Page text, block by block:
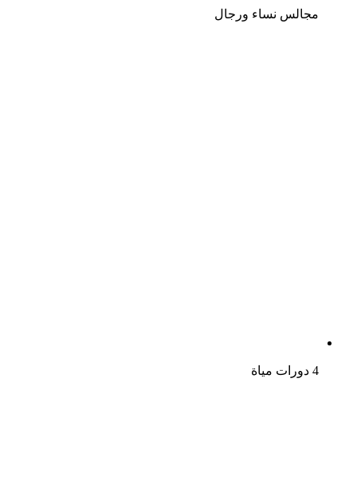
مجالس نساء ورجال
4 دورات مياة